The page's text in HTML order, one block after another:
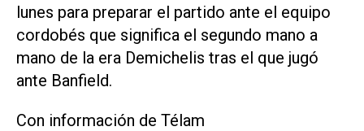
lunes para preparar el partido ante el equipo
cordobés que significa el segundo mano a
mano de la era Demichelis tras el que jugó
ante Banfield.
Con información de Télam